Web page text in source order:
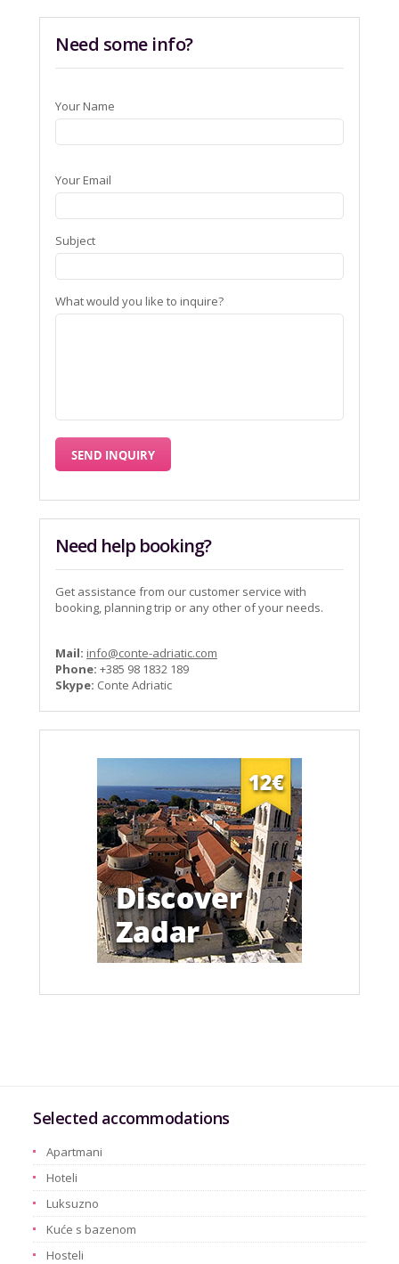
Need some info?
Your Name
Your Email
Subject
What would you like to inquire?
Need help booking?
Get assistance from our customer service with
booking, planning trip or any other of your needs.
Mail: info@conte-adriatic.com
Phone: +385 98 1832 189
Skype: Conte Adriatic
Selected accommodations
Apartmani
Hoteli
Luksuzno
Kuće s bazenom
Hosteli